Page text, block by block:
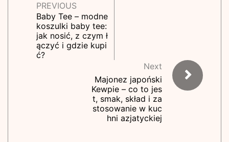
PREVIOUS
Baby Tee – modne
koszulki baby tee:
jak nosić, z czym ł
ączyć i gdzie kupi
ć?
Next
Majonez japoński
Kewpie – co to jes
t, smak, skład i za
stosowanie w kuc
hni azjatyckiej